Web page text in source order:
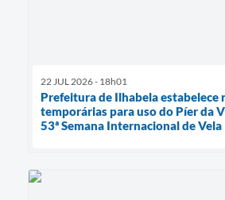
22 JUL 2026 - 18h01
Prefeitura de Ilhabela estabelece
temporárias para uso do Píer da
53ª Semana Internacional de Vela